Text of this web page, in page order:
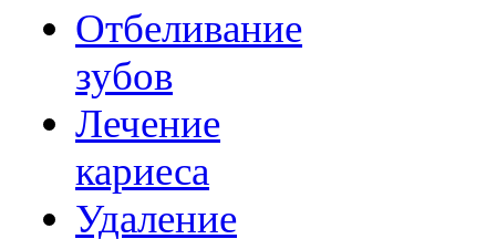
Отбеливание
зубов
Лечение
кариеса
Удаление